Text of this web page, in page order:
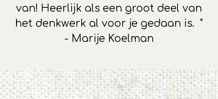
van! Heerlijk als een groot deel van
het denkwerk al voor je gedaan is. "
- Marije Koelman